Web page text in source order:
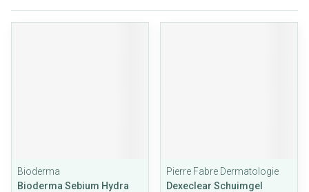
Bioderma
Bioderma Sebium Hydra
Pierre Fabre Dermatologie
Dexeclear Schuimgel